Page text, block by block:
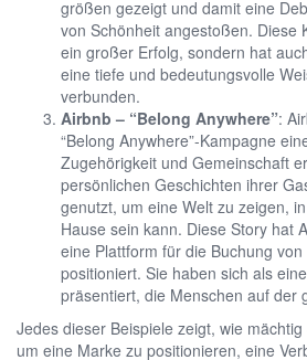
größen gezeigt und damit eine
von Schönheit angestoßen. Diese
ein großer Erfolg, sondern hat
eine tiefe und bedeutungsvolle
verbunden.
Airbnb – “Belong Anywhere”:
“Belong Anywhere”-Kampagne
Zugehörigkeit und Gemeinschaft
persönlichen Geschichten ihrer
genutzt, um eine Welt zu zeigen,
Hause sein kann. Diese Story hat
eine Plattform für die Buchung
positioniert. Sie haben sich als
präsentiert, die Menschen auf der
Jedes dieser Beispiele zeigt, wie
um eine Marke zu positionieren, eine